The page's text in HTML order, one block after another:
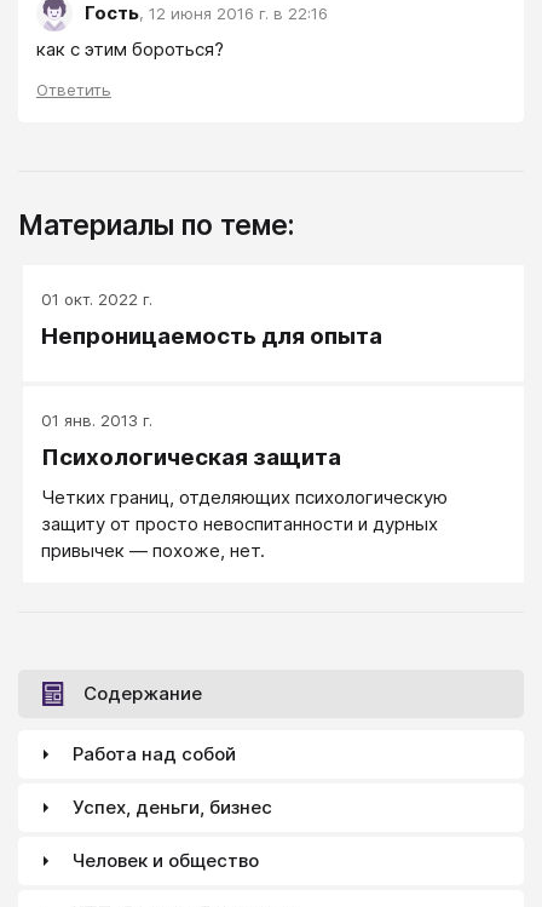
Гость, 12 июня 2016 г. в 22:16
как с этим бороться?
Ответить
Материалы по теме:
01 окт. 2022 г.
Непроницаемость для опыта
01 янв. 2013 г.
Психологическая защита
Четких границ, отделяющих психологическую
защиту от просто невоспитанности и дурных
привычек — похоже, нет.
Содержание
Работа над собой
Успех, деньги, бизнес
Человек и общество